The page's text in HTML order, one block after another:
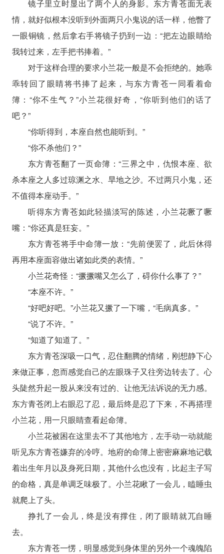
镜子里立时显出了两个人的身影。东方青苍面无表
情，就好似根本没听到外面两只小鬼说的话一样，他瞥了
一眼铜镜，然后拿右手将镜子扔到一边：“把左边眼睛给
我转过来，左手把书捧着。”
对于这样合理的要求小兰花一般是不会拒绝的。她乖
乖转回了眼睛将书捧了起来，与东方青苍一同看着命
簿：“你不生气？”小兰花很好奇，“你听到他们的话了
吧？”
“你听得到，本座自然也能听到。”
“你不杀他们？”
东方青苍翻了一页命簿：“三界之中，仇恨本座、欲
杀本座之人多过琼渊之水、旱地之沙。不过两只小鬼，还
不值得本座动手。”
听得东方青苍如此轻描淡写的陈述，小兰花噘了噘
嘴：“你还真是狂妄。”
东方青苍将手中命簿一放：“先前便罢了，此后休得
再用本座面容做出诸如此类的表情。”
小兰花奇怪：“撅撅嘴又怎么了，碍你什么事了？”
“本座不许。”
“好吧好吧。”小兰花又撅了一下嘴，“毛病真多。”
“说了不许。”
“知道了知道了。”
东方青苍深吸一口气，忍住翻腾的情绪，刚想静下心
来做正事，忽而感觉自己的左眼珠子又往旁边转去了。心
头陡然升起一股从来没有过的、让他无法诉说的无力感。
东方青苍闭上右眼忍了忍，最后终是忍了下来，不再搭理
小兰花，用一只眼睛查看起命簿。
小兰花被困在这里去不了其他地方，左手动一动就能
听见东方青苍嫌弃的冷哼。地府的命簿上密密麻麻地记载
着出生年月以及身死日期，其他什么也没有，比起主子写
的命格，真是单调乏味极了。小兰花瞅了一会儿，瞌睡虫
就爬上了头。
挣扎了一会儿，终是没有撑住，闭了眼睛就兀自睡
去。
东方青苍一愣，明显感觉到身体里的另外一个魂魄陷